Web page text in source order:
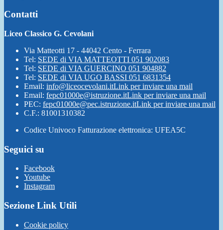
Contatti
Liceo Classico G. Cevolani
Via Matteotti 17 - 44042 Cento - Ferrara
Tel: SEDE di VIA MATTEOTTI 051 902083
Tel: SEDE di VIA GUERCINO 051 904882
Tel: SEDE di VIA UGO BASSI 051 6831354
Email: info@liceocevolani.itLink per inviare una mail
Email: fepc01000e@istruzione.itLink per inviare una mail
PEC: fepc01000e@pec.istruzione.itLink per inviare una mail
C.F.: 81001310382
Codice Univoco Fatturazione elettronica: UFEA5C
Seguici su
Facebook
Youtube
Instagram
Sezione Link Utili
Cookie policy